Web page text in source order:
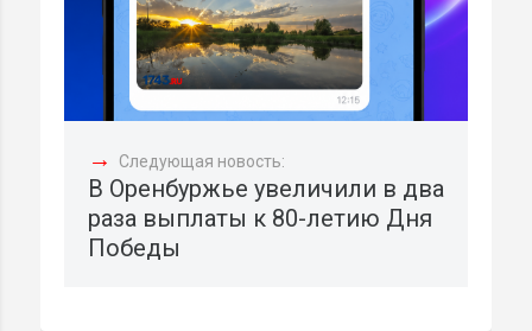
→ Следующая новость:
В Оренбуржье увеличили в два
раза выплаты к 80-летию Дня
Победы